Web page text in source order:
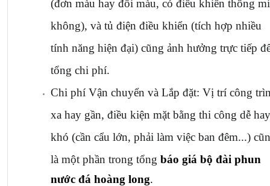
(đơn màu hay đổi màu, có điều khiển thông
không), và tủ điện điều khiển (tích hợp nhiều
tính năng hiện đại) cũng ảnh hưởng trực tiếp
tổng chi phí.
Chi phí Vận chuyển và Lắp đặt: Vị trí công
xa hay gần, điều kiện mặt bằng thi công dễ hay
khó (cần cẩu lớn, phải làm việc ban đêm...)
là một phần trong tổng báo giá bộ đài phun
nước đá hoàng long.